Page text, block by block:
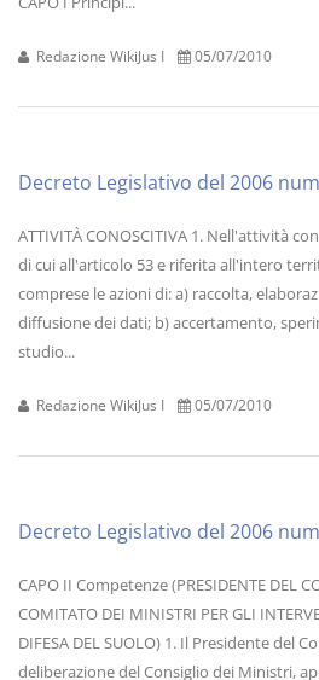
Redazione WikiJus I 05/07/2010
Decreto Legislativo del 2006
ATTIVITÀ CONOSCITIVA 1. Nell'attività
di cui all'articolo 53 e riferita all'intero
comprese le azioni di: a) raccolta,
diffusione dei dati; b) accertamento,
studio...
Redazione WikiJus I 05/07/2010
Decreto Legislativo del 2006
CAPO II Competenze (PRESIDENTE DEL
COMITATO DEI MINISTRI PER GLI
DIFESA DEL SUOLO) 1. Il Presidente del
deliberazione del Consiglio dei Ministri,